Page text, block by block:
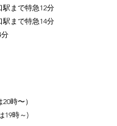
駅まで特急12分
駅まで特急14分
時〜）
19時～)